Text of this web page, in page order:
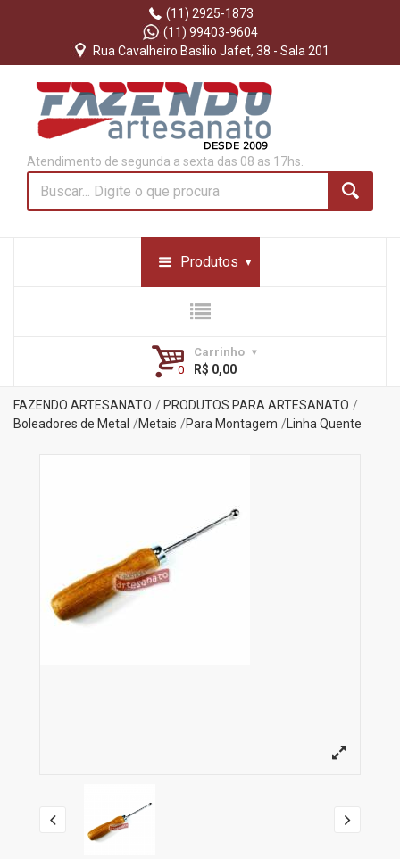
(11) 2925-1873
(11) 99403-9604
Rua Cavalheiro Basilio Jafet, 38 - Sala 201
Atendimento de segunda a sexta das 08 as 17hs.
Produtos
Carrinho
R$ 0,00
FAZENDO ARTESANATO
PRODUTOS PARA ARTESANATO
Boleadores de Metal
Metais Para Montagem Linha Quente